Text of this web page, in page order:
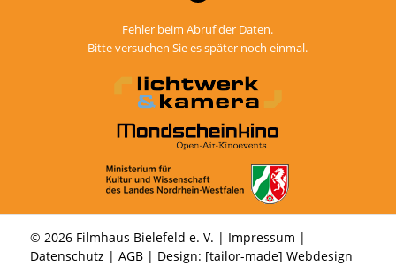
Fehler beim Abruf der Daten.
Bitte versuchen Sie es später noch einmal.
© 2026 Filmhaus Bielefeld e. V. | Impressum |
Datenschutz | AGB| Design: [tailor-made] Webdesign